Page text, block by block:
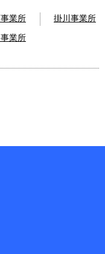
業所
掛川事業所
業所